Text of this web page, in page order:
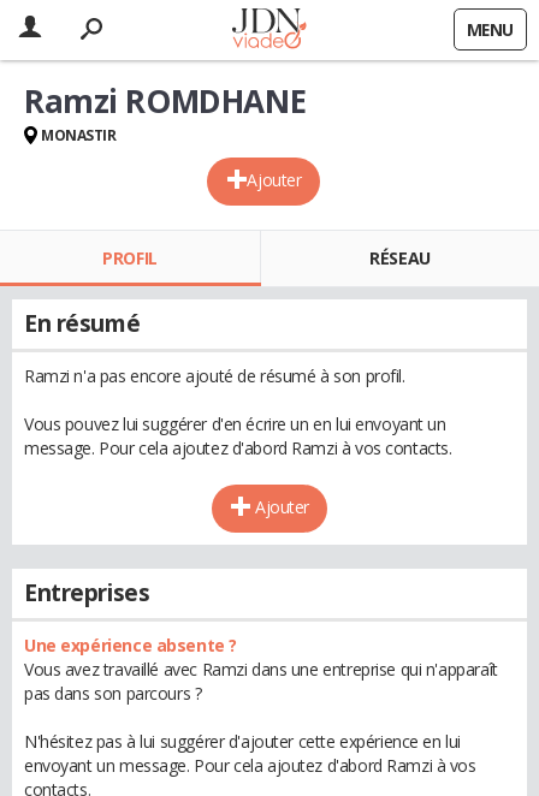
MENU
Ajouter
Ramzi ROMDHANE
MONASTIR
PROFIL RÉSEAU
En résumé
Ramzi n'a pas encore ajouté de résumé à son profil.
Vous pouvez lui suggérer d'en écrire un en lui envoyant un
message. Pour cela ajoutez d'abord Ramzi à vos contacts.
Ajouter
Entreprises
Une expérience absente ?
Vous avez travaillé avec Ramzi dans une entreprise qui n'apparaît
pas dans son parcours ?
N'hésitez pas à lui suggérer d'ajouter cette expérience en lui
envoyant un message. Pour cela ajoutez d'abord Ramzi à vos
contacts.